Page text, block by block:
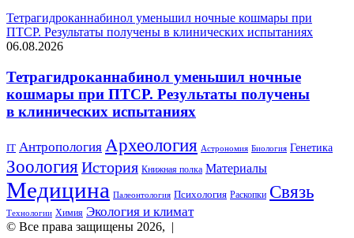
Тетрагидроканнабинол уменьшил ночные кошмары при
ПТСР. Результаты получены в клинических испытаниях
06.08.2026
Тетрагидроканнабинол уменьшил ночные
кошмары при ПТСР. Результаты получены
в клинических испытаниях
IT Антропология Археология Астрономия Биология Генетика
Зоология История Книжная полка Материалы
Медицина Палеонтология Психология Раскопки Связь
Технологии Химия Экология и климат
© Все права защищены 2026, |